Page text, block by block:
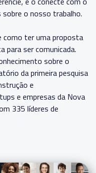
sobre o nosso trabalho.
como ter uma proposta
para ser comunicada.
sobre o
da primeira pesquisa
e
e empresas da Nova
335 líderes de